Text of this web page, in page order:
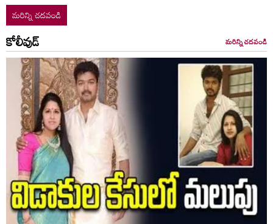
మరిన్ని చదవండి
కోలీవుడ్ మరిన్ని చదవండి